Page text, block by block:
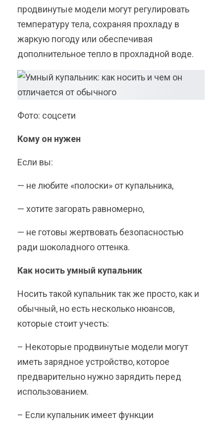
продвинутые модели могут регулировать
температуру тела, сохраняя прохладу в
жаркую погоду или обеспечивая
дополнительное тепло в прохладной воде.
Фото: соцсети
Кому он нужен
Если вы:
— не любите «полоски» от купальника,
— хотите загорать равномерно,
— не готовы жертвовать безопасностью
ради шоколадного оттенка.
Как носить умный купальник
Носить такой купальник так же просто, как и
обычный, но есть несколько нюансов,
которые стоит учесть:
– Некоторые продвинутые модели могут
иметь зарядное устройство, которое
предварительно нужно зарядить перед
использованием.
– Если купальник имеет функции